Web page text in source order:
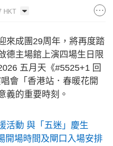
HKT
來成團29周年，將再度踏
德主場館上演四場生日限
五月天《#5525+1 回
會「香港站．春暖花開
義的重要時刻。
活動 與「五迷」慶生
開場時間及閘口入場安排